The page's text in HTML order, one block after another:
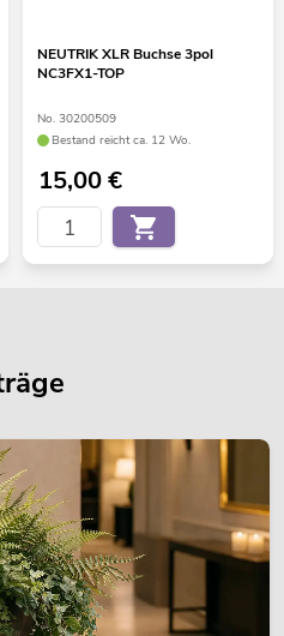
NEUTRIK XLR Buchse 3pol
NC3FX1-TOP
No. 30200509
Bestand reicht ca. 12 Wo.
15,00€